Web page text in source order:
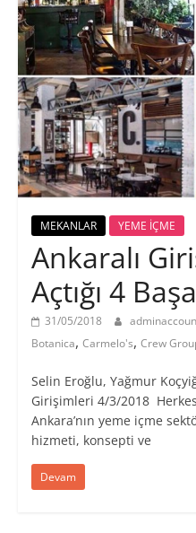
MEKANLAR YEME İÇME
Ankaralı
Açtığı 4
31/05/2018
Botanica, Carmelo's, Crew
Selin Eroğlu, Yağmur
Girişimleri 4/3/2018
Ankara’nın yeme içme
hizmeti, konsepti ve
Devam